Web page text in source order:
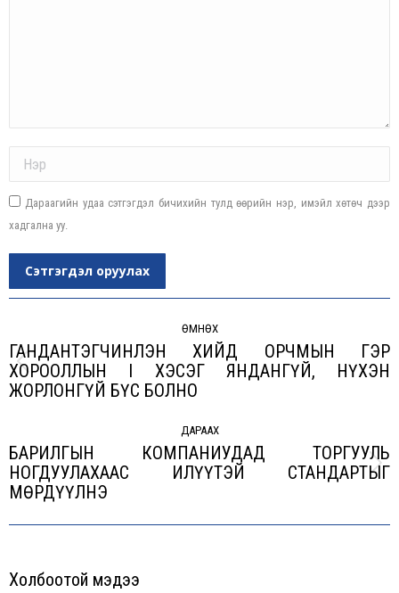
Дараагийн удаа сэтгэгдэл бичихийн тулд өөрийн нэр, имэйл хөтөч дээр
хадгална уу.
Сэтгэгдэл оруулах
ӨМНӨХ
Previous
ГАНДАНТЭГЧИНЛЭН ХИЙД ОРЧМЫН ГЭР
ХОРООЛЛЫН I ХЭСЭГ ЯНДАНГҮЙ, НҮХЭН
ЖОРЛОНГҮЙ БҮС БОЛНО
ДАРААХ
Next
БАРИЛГЫН КОМПАНИУДАД ТОРГУУЛЬ
НОГДУУЛАХААС ИЛҮҮТЭЙ СТАНДАРТЫГ
МӨРДҮҮЛНЭ
Холбоотой мэдээ